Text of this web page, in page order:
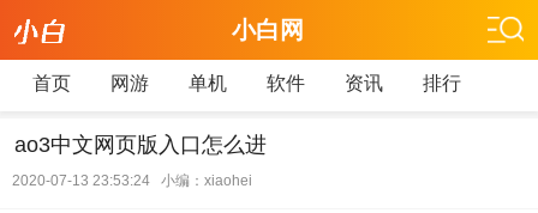
小白网
首页 网游 单机 软件 资讯 排行
ao3中文网页版入口怎么进
2020-07-13 23:53:24 小编：xiaohei